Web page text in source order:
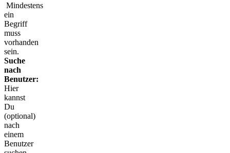
Mindestens
ein
Begriff
muss
vorhanden
sein.
Suche
nach
Benutzer:
Hier
kannst
Du
(optional)
nach
einem
Benutzer